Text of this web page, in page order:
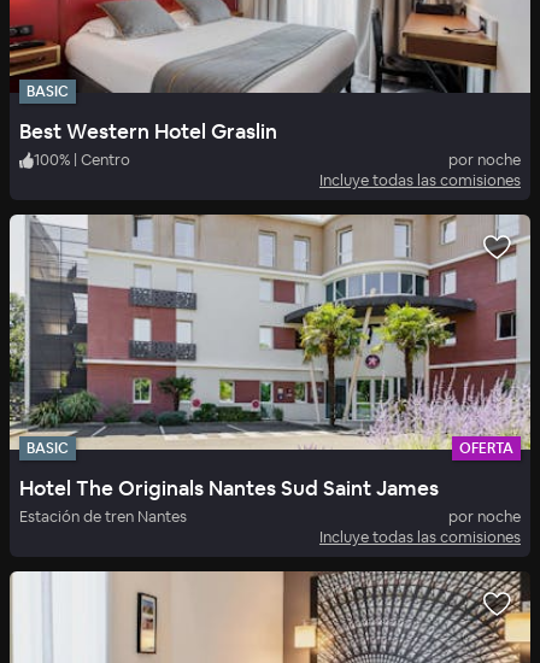
BASIC
Best Western Hotel Graslin
100% | Centro
por noche
Incluye todas las comisiones
BASIC OFERTA
Hotel The Originals Nantes Sud Saint James
Estación de tren Nantes
por noche
Incluye todas las comisiones